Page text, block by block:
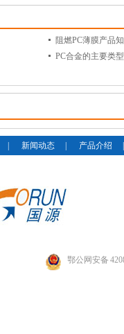
阻燃PC薄膜产品
PC合金的主要类
新闻动态 产品介绍
鄂公网安备